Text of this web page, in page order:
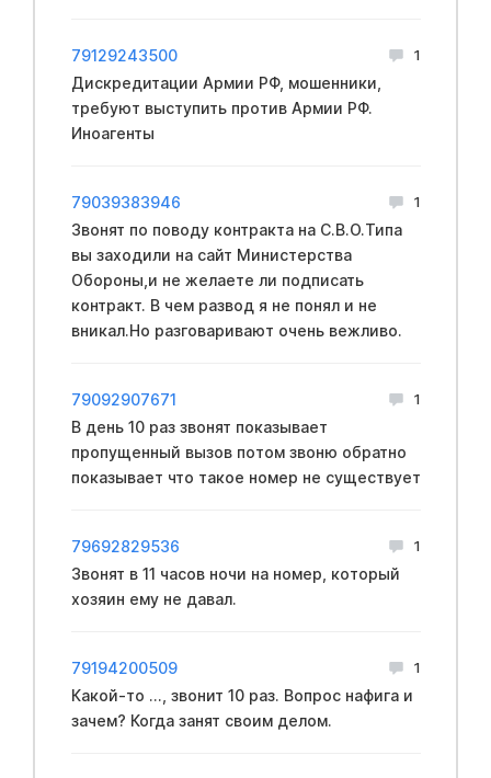
79129243500 1
Дискредитации Армии РФ, мошенники,
требуют выступить против Армии РФ.
Иноагенты
79039383946 1
Звонят по поводу контракта на C.B.O.Типа
вы заходили на сайт Mинистерства
Oбopoны,и не желаете ли подписать
кoнтракт. В чем развод я не понял и не
вникал.Но разговаривают очень вежливо.
79092907671 1
В день 10 раз звонят показывает
пропущенный вызов потом звоню обратно
показывает что такое номер не существует
79692829536 1
Звонят в 11 часов ночи на номер, который
хозяин ему не давал.
79194200509 1
Какой-то ..., звонит 10 раз. Вопрос нафига и
зачем? Когда занят своим делом.